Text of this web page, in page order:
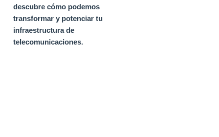
descubre cómo podemos
transformar y potenciar tu
infraestructura de
telecomunicaciones.